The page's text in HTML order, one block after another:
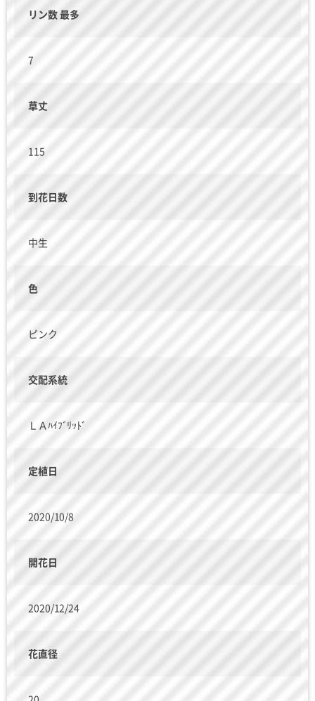
リン数 最多
7
草丈
115
到花日数
中生
色
ピンク
交配系統
ＬＡﾊｲﾌﾞﾘｯﾄﾞ
定植日
2020/10/8
開花日
2020/12/24
花直径